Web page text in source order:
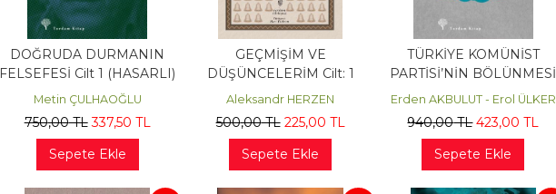
DOĞRUDA DURMANIN
FELSEFESİ Cilt 1 (HASARLI)
Metin ÇULHAOĞLU
750,00TL 337,50 TL
Sepete Ekle
GEÇMİŞİM VE
DÜŞÜNCELERİM Cilt: 1
(HASARLI)
Aleksandr HERZEN
500,00TL 225,00 TL
Sepete Ekle
TÜRKİYE KOMÜNİST
PARTİSİ’NİN BÖLÜNMESİ
1928 – 1932 (HASARLI)
Erden AKBULUT - Erol ÜLKER
940,00TL 423,00 TL
Sepete Ekle